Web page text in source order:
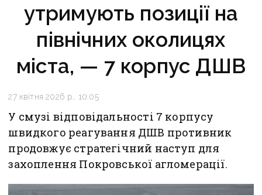
утримують позиції на
північних околицях
міста, — 7 корпус ДШВ
27 квітня 2026 р., 10:05
У смузі відповідальності 7 корпусу
швидкого реагування ДШВ противник
продовжує стратегічний наступ для
захоплення Покровської агломерації.